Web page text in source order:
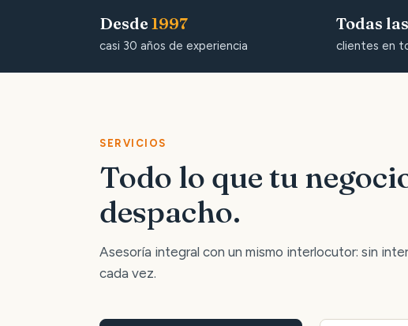
Desde 1997
casi 30 años de experiencia
Todas las
clientes en
SERVICIOS
Todo lo que tu
despacho.
Asesoría integral con un mismo interlocutor: sin
cada vez.